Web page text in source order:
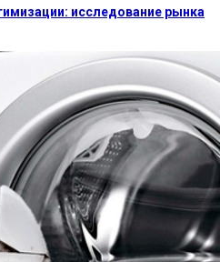
исследование рынка